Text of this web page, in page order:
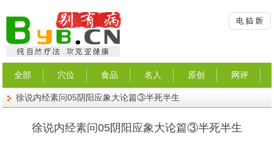
全部 穴位 食品 名人 原创 网评
徐说内经素问05阴阳应象大论篇③半死半生
徐说内经素问05阴阳应象大论篇③半死半生